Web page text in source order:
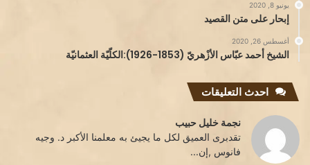
يونيو 8, 2020
إبحار على متن القصيد
أغسطس 26, 2020
الشيخ أحمد عبّاس الأزْهريّ (1853-1926):الكلّيّة العثمانيّة
احدث التعليقات
نجمة خليل حبيب
تقدبرى العميق لكل ما يجيئ به معلمنا الأكبر د. وجيه
فانوس ,إن...